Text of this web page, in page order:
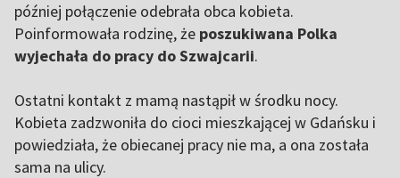
później połączenie odebrała obca kobieta.
Poinformowała rodzinę, że poszukiwana Polka
wyjechała do pracy do Szwajcarii.
Ostatni kontakt z mamą nastąpił w środku nocy.
Kobieta zadzwoniła do cioci mieszkającej w Gdańsku i
powiedziała, że obiecanej pracy nie ma, a ona została
sama na ulicy.